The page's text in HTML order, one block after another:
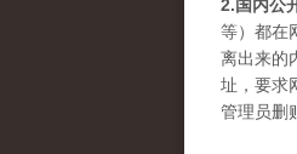
2.国内公
等）都在
离出来的
址，要求
管理员删